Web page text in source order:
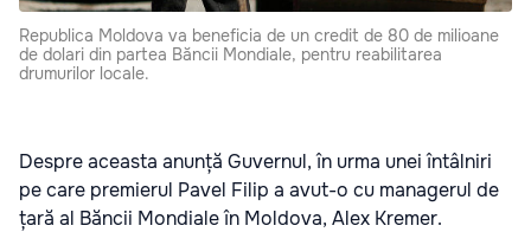
Republica Moldova va beneficia de un credit de 80 de milioane
de dolari din partea Băncii Mondiale, pentru reabilitarea
drumurilor locale.
Despre aceasta anunță Guvernul, în urma unei întâlniri
pe care premierul Pavel Filip a avut-o cu managerul de
țară al Băncii Mondiale în Moldova, Alex Kremer.